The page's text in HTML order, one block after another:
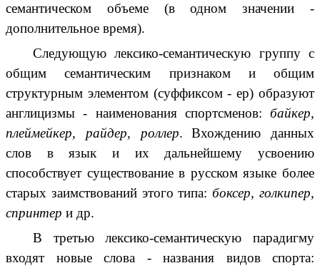
семантическом объеме (в одном значении -
дополнительное время).
Следующую лексико-семантическую группу с
общим семантическим признаком и общим
структурным элементом (суффиксом - ер) образуют
англицизмы - наименования спортсменов: байкер,
плеймейкер, райдер, роллер.
Вхождению данных
слов в язык и их дальнейшему усвоению
способствует существование в русском языке более
старых заимствований этого типа:боксер, голкипер,
спринтер и др.
В третью лексико-семантическую парадигму
входят новые слова - названия видов спорта: